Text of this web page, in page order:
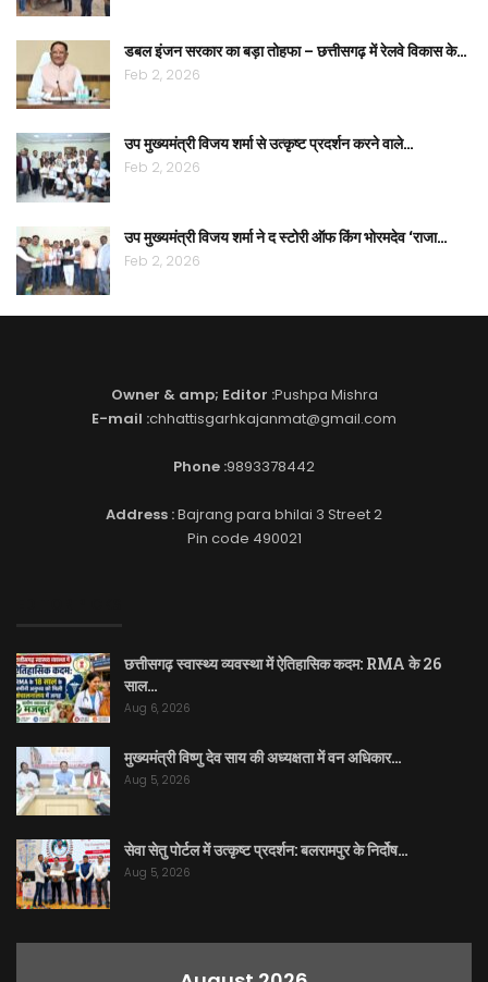
डबल इंजन सरकार का बड़ा तोहफा – छत्तीसगढ़ में रेलवे विकास के…
Feb 2, 2026
उप मुख्यमंत्री विजय शर्मा से उत्कृष्ट प्रदर्शन करने वाले…
Feb 2, 2026
उप मुख्यमंत्री विजय शर्मा ने द स्टोरी ऑफ किंग भोरमदेव ‘राजा…
Feb 2, 2026
Owner & amp; Editor :Pushpa Mishra
E-mail :chhattisgarhkajanmat@gmail.com
Phone :9893378442
Address :Bajrang para bhilai 3 Street 2
Pin code 490021
छत्तीसगढ़ स्वास्थ्य व्यवस्था में ऐतिहासिक कदम: RMA के 26
साल…
Aug 6, 2026
मुख्यमंत्री विष्णु देव साय की अध्यक्षता में वन अधिकार…
Aug 5, 2026
सेवा सेतु पोर्टल में उत्कृष्ट प्रदर्शन: बलरामपुर के निर्दोष…
Aug 5, 2026